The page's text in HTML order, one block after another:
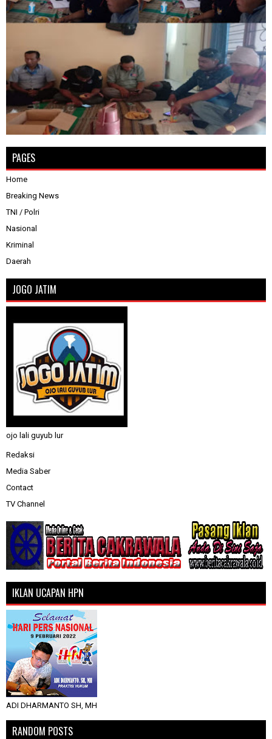
PAGES
Home
Breaking News
TNI / Polri
Nasional
Kriminal
Daerah
JOGO JATIM
ojo lali guyub lur
Redaksi
Media Saber
Contact
TV Channel
IKLAN UCAPAN HPN
ADI DHARMANTO SH, MH
RANDOM POSTS